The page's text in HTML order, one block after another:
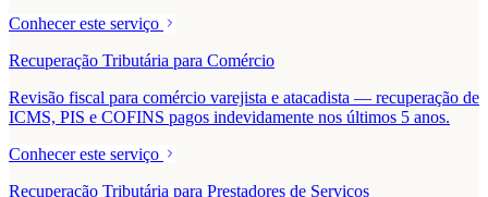
Conhecer este serviço
Recuperação Tributária para Comércio
Revisão fiscal para comércio varejista e atacadista — recuperação de
ICMS, PIS e COFINS pagos indevidamente nos últimos 5 anos.
Conhecer este serviço
Recuperação Tributária para Prestadores de Serviços